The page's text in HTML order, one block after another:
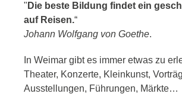
" Die beste Bildung findet ein
auf Reisen.“
Johann Wolfgang von Goethe.
In Weimar gibt es immer etwas zu
Theater, Konzerte, Kleinkunst,
Ausstellungen, Führungen, Märkte…